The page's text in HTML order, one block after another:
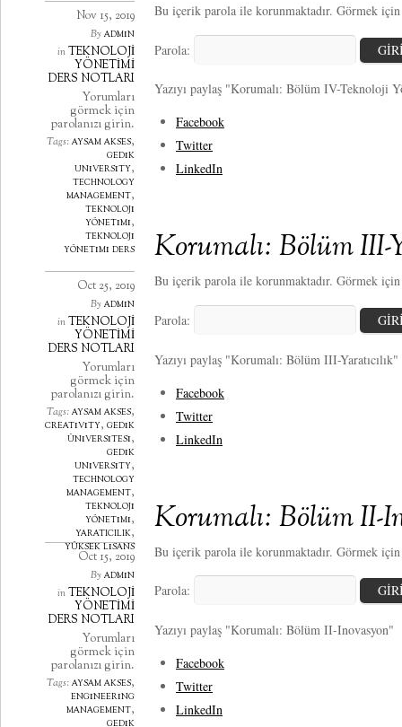
Nov 15, 2019
Byadmin
inTEKNOLOJİ
YÖNETİMİ
DERS NOTLARI
Yorumları
görmek için
parolanızı girin.
Tags:aysam akses,
gedik
university,
technology
management,
teknoloji
yönetimi,
teknoloji
yönetimi ders
Bu içerik parola ile korunmaktadır. Görmek için
Parola:
Yazıyı paylaş "Korumalı: Bölüm IV-Teknoloji
Facebook
Twitter
LinkedIn
Korumalı: Bölüm III-
Oct 25, 2019
Byadmin
inTEKNOLOJİ
YÖNETİMİ
DERS NOTLARI
Yorumları
görmek için
parolanızı girin.
Tags:aysam akses,
creativity, gedik
üniversitesi,
gedik
university,
technology
management,
teknoloji
yönetimi,
yaratıcılık,
yüksek lisans
Bu içerik parola ile korunmaktadır. Görmek için
Parola:
Yazıyı paylaş "Korumalı: Bölüm III-Yaratıcılık"
Facebook
Twitter
LinkedIn
Korumalı: Bölüm II-
Oct 15, 2019
Byadmin
inTEKNOLOJİ
YÖNETİMİ
DERS NOTLARI
Yorumları
görmek için
parolanızı girin.
Tags:aysam akses,
engineering
management,
gedik
Bu içerik parola ile korunmaktadır. Görmek için
Parola:
Yazıyı paylaş "Korumalı: Bölüm II-Inovasyon"
Facebook
Twitter
LinkedIn